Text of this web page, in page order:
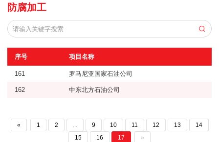
防腐加工
序号 项目名称
161 罗马尼亚国家石油公司
162 中东北方石油公司
« 1 2 9 10 11 12 13
14
15
16 17 »